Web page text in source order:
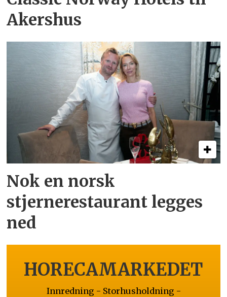
Akershus
Nok en norsk
stjernerestaurant legges
ned
HORECAMARKEDET
Innredning - Storhusholdning -